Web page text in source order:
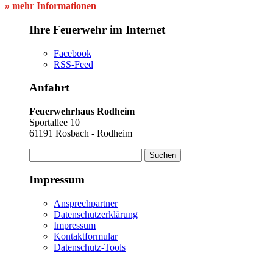
» mehr Informationen
Ihre Feuerwehr im Internet
Facebook
RSS-Feed
Anfahrt
Feuerwehrhaus Rodheim
Sportallee 10
61191 Rosbach - Rodheim
nach:
Impressum
Ansprechpartner
Datenschutzerklärung
Impressum
Kontaktformular
Datenschutz-Tools